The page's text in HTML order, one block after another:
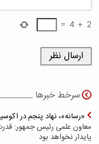
2
+
4
=
سرخط خبرها
«رسانه»، نهاد پنجم در
معاون علمی رئیس جمهور: قدرت
پایدار نخواهد بود